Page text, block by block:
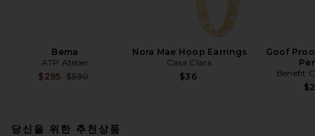
Bema
ATP Atelier
$295 Previous price:
$590
Nora Mae Hoop Earrings
Casa Clara
$36
Goof
Benefit
당신을 위한 추천상품